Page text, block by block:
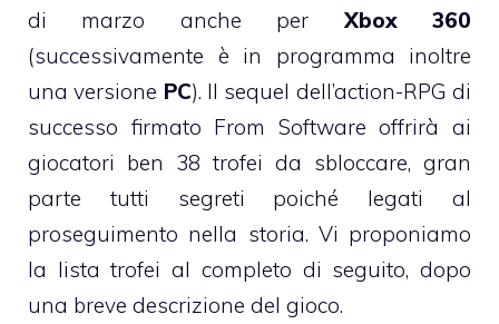
di marzo anche perXbox 360
(successivamente è in programma inoltre
una versione PC). Il sequel dell’action-RPG di
successo firmato From Software offrirà ai
giocatori ben 38 trofei da sbloccare, gran
parte tutti segreti poiché legati al
proseguimento nella storia. Vi proponiamo
la lista trofei al completo di seguito, dopo
una breve descrizione del gioco.